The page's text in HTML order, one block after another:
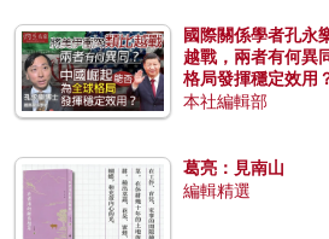
國際關係學者孔永
越戰，兩者有何異
格局發揮穩定效用
本社編輯部
葛亮：見南山
編輯精選